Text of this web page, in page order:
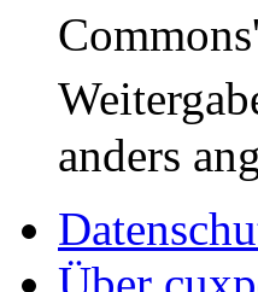
anders